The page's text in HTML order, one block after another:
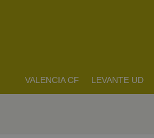
VALENCIA CF LEVANTE UD